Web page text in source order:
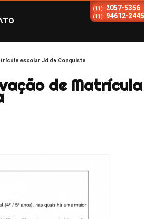
(11) 2057-5356
(11) 94612-2445
escolar Jd da Conquista
de Matrícula